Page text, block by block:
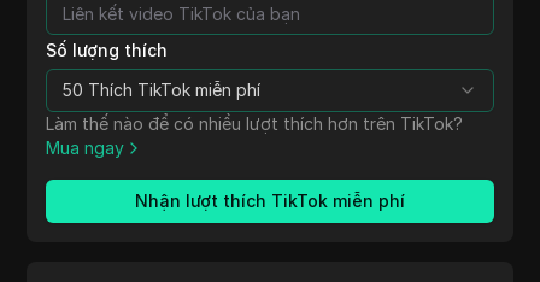
Số lượng thích
50 Thích TikTok miễn phí
Làm thế nào để có nhiều lượt thích hơn trên TikTok?
Mua ngay
Nhận lượt thích TikTok miễn phí